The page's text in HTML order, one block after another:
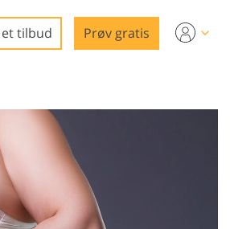
et tilbud Prøv gratis